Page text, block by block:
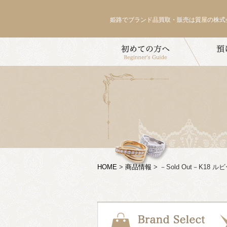
姫路でブランド品買取・販売は質屋の株
HOME > 商品情報 > －Sold Out－K18 ル